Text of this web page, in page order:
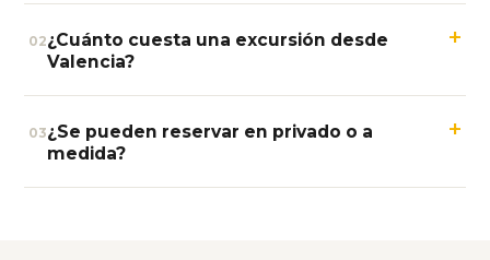
02¿Cuánto cuesta una excursión desde
Valencia?
+
03¿Se pueden reservar en privado o a
medida?
+